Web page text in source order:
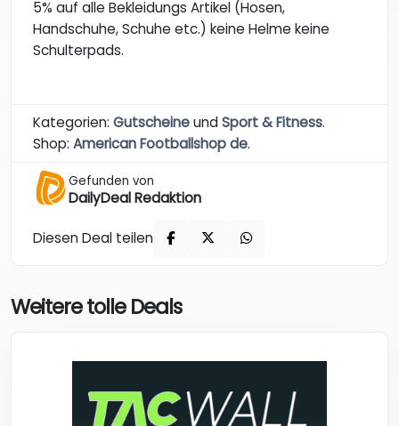
5% auf alle Bekleidungs Artikel (Hosen,
Handschuhe, Schuhe etc.) keine Helme keine
Schulterpads.
Kategorien: GutscheineundSport & Fitness.
Shop: American Footballshop de.
Gefunden von
DailyDeal Redaktion
Diesen Deal teilen
Weitere tolle Deals